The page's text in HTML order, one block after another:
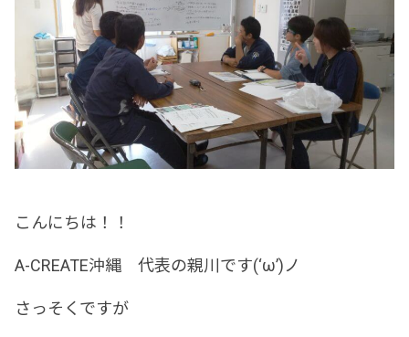
こんにちは！！
A-CREATE沖縄 代表の親川です(‘ω’)ノ
さっそくですが